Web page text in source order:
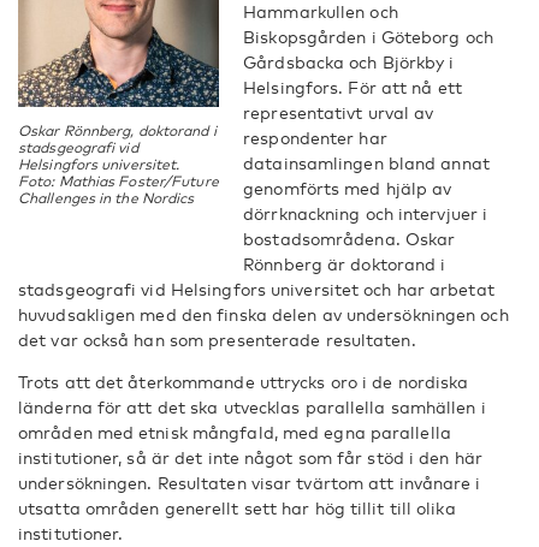
Oskar Rönnberg, doktorand i
stadsgeografi vid
Helsingfors universitet.
Foto: Mathias Foster/Future
Challenges in the Nordics
Hammarkullen och
Biskopsgården i Göteborg och
Gårdsbacka och Björkby i
Helsingfors. För att nå ett
representativt urval av
respondenter har
datainsamlingen bland annat
genomförts med hjälp av
dörrknackning och intervjuer i
bostadsområdena. Oskar
Rönnberg är doktorand i
stadsgeografi vid Helsingfors universitet och har arbetat
huvudsakligen med den finska delen av undersökningen och
det var också han som presenterade resultaten.
Trots att det återkommande uttrycks oro i de nordiska
länderna för att det ska utvecklas parallella samhällen i
områden med etnisk mångfald, med egna parallella
institutioner, så är det inte något som får stöd i den här
undersökningen. Resultaten visar tvärtom att invånare i
utsatta områden generellt sett har hög tillit till olika
institutioner.